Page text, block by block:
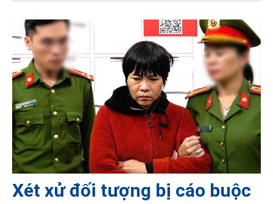
Xét xử đối tượng bị cáo buộc